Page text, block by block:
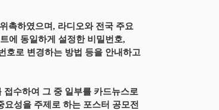
촉하였으며, 라디오와 전국 주요
에 동일하게 설정한 비밀번호,
호로 변경하는 방법 등을 안내하고
수하여 그 중 일부를 카드뉴스로
성을 주제로 하는 포스터 공모전